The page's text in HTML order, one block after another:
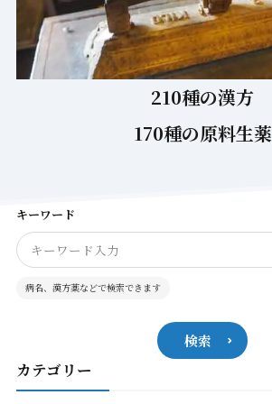
210種の漢方
170種の原料生薬
キーワード
病名、漢方薬などで検索できます
検索
カテゴリー